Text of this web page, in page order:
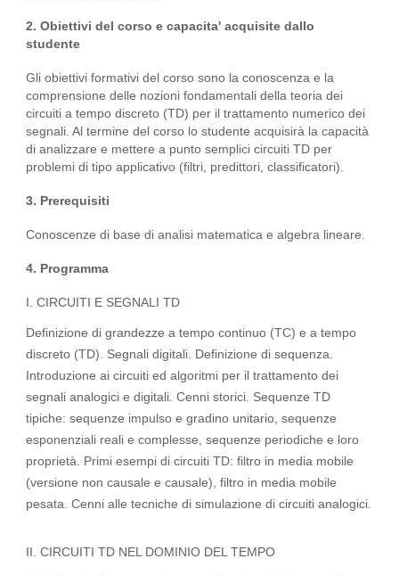
2. Obiettivi del corso e capacita' acquisite dallo
studente
Gli obiettivi formativi del corso sono la conoscenza e la
comprensione delle nozioni fondamentali della teoria dei
circuiti a tempo discreto (TD) per il trattamento numerico dei
segnali. Al termine del corso lo studente acquisirà la capacità
di analizzare e mettere a punto semplici circuiti TD per
problemi di tipo applicativo (filtri, predittori, classificatori).
3. Prerequisiti
Conoscenze di base di analisi matematica e algebra lineare.
4. Programma
I. CIRCUITI E SEGNALI TD
Definizione di grandezze a tempo continuo (TC) e a tempo
discreto (TD). Segnali digitali. Definizione di sequenza.
Introduzione ai circuiti ed algoritmi per il trattamento dei
segnali analogici e digitali. Cenni storici. Sequenze TD
tipiche: sequenze impulso e gradino unitario, sequenze
esponenziali reali e complesse, sequenze periodiche e loro
proprietà. Primi esempi di circuiti TD: filtro in media mobile
(versione non causale e causale), filtro in media mobile
pesata. Cenni alle tecniche di simulazione di circuiti analogici.
II. CIRCUITI TD NEL DOMINIO DEL TEMPO